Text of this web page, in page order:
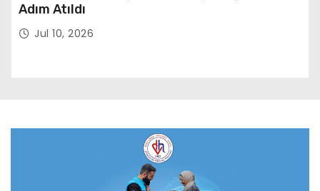
Adım Atıldı
Jul 10, 2026